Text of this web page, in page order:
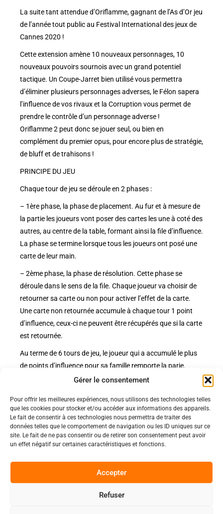
Gérer le consentement
Pour offrir les meilleures expériences, nous utilisons des technologies telles
que les cookies pour stocker et/ou accéder aux informations des appareils.
Le fait de consentir à ces technologies nous permettra de traiter des
données telles que le comportement de navigation ou les ID uniques sur ce
site. Le fait de ne pas consentir ou de retirer son consentement peut avoir
un effet négatif sur certaines caractéristiques et fonctions.
Accepter
Refuser
La suite tant attendue d’Oriflamme, gagnant de l’As d’Or jeu
de l’année tout public au Festival International des jeux de
Cannes 2020 !
Cette extension amène 10 nouveaux personnages, 10
nouveaux pouvoirs sournois avec un grand potentiel
tactique. Un Coupe-Jarret bien utilisé vous permettra
d’éliminer plusieurs personnages adverses, le Félon sapera
l’influence de vos rivaux et la Corruption vous permet de
prendre le contrôle d’un personnage adverse !
Oriflamme 2 peut donc se jouer seul, ou bien en
complément du premier opus, pour encore plus de stratégie,
de bluff et de trahisons !
PRINCIPE DU JEU
Chaque tour de jeu se déroule en 2 phases :
– 1ère phase, la phase de placement. Au fur et à mesure de
la partie les joueurs vont poser des cartes les une à coté des
autres, au centre de la table, formant ainsi la file d’influence.
La phase se termine lorsque tous les joueurs ont posé une
carte de leur main.
– 2ème phase, la phase de résolution. Cette phase se
déroule dans le sens de la file. Chaque joueur va choisir de
retourner sa carte ou non pour activer l’effet de la carte.
Une carte non retournée accumule à chaque tour 1 point
d’influence, ceux-ci ne peuvent être récupérés que si la carte
est retournée.
Au terme de 6 tours de jeu, le joueur qui a accumulé le plus
de points d’influence pour sa famille remporte la parie.
Nos pages
Nos évènements
Nous contacter
Politiques
Politique de confidentialité
Nos conditions de vente et livraison
Code de conduite